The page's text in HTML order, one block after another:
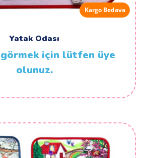
Kargo Bedava
Yatak Odası
için lütfen üye
olunuz.